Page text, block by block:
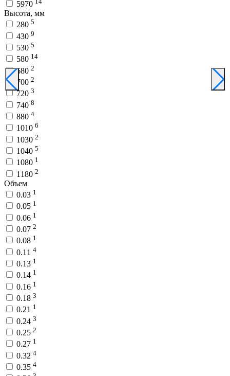
5970
Высота, мм
280 5
430 9
530 5
580 14
680 2
700 2
720 3
740 8
880 4
1010 6
1030 2
1040 5
1080 1
1180 2
Объем
0.03 1
0.05 1
0.06 1
0.07 2
0.08 1
0.11 4
0.13 1
0.14 1
0.16 1
0.18 3
0.21 1
0.24 3
0.25 2
0.27 1
0.32 4
0.35 4